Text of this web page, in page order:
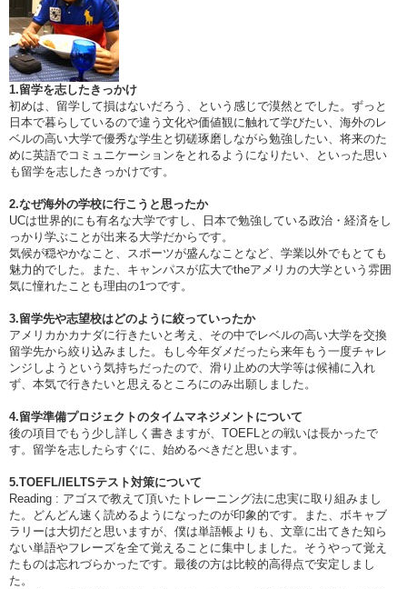
1.留学を志したきっかけ
初めは、留学して損はないだろう、という感じで漠然とでした。ずっと
日本で暮らしているので違う文化や価値観に触れて学びたい、海外のレ
ベルの高い大学で優秀な学生と切磋琢磨しながら勉強したい、将来のた
めに英語でコミュニケーションをとれるようになりたい、といった思い
も留学を志したきっかけです。
2.なぜ海外の学校に行こうと思ったか
UCは世界的にも有名な大学ですし、日本で勉強している政治・経済をし
っかり学ぶことが出来る大学だからです。
気候が穏やかなこと、スポーツが盛んなことなど、学業以外でもとても
魅力的でした。また、キャンパスが広大でtheアメリカの大学という雰囲
気に憧れたことも理由の1つです。
3.留学先や志望校はどのように絞っていったか
アメリカかカナダに行きたいと考え、その中でレベルの高い大学を交換
留学先から絞り込みました。もし今年ダメだったら来年もう一度チャレ
ンジしようという気持ちだったので、滑り止めの大学等は候補に入れ
ず、本気で行きたいと思えるところにのみ出願しました。
4.留学準備プロジェクトのタイムマネジメントについて
後の項目でもう少し詳しく書きますが、TOEFLとの戦いは長かったで
す。留学を志したらすぐに、始めるべきだと思います。
5.TOEFL/IELTSテスト対策について
Reading : アゴスで教えて頂いたトレーニング法に忠実に取り組みまし
た。どんどん速く読めるようになったのが印象的です。また、ボキャブ
ラリーは大切だと思いますが、僕は単語帳よりも、文章に出てきた知ら
ない単語やフレーズを全て覚えることに集中しました。そうやって覚え
たものは忘れづらかったです。最後の方は比較的高得点で安定しまし
た。